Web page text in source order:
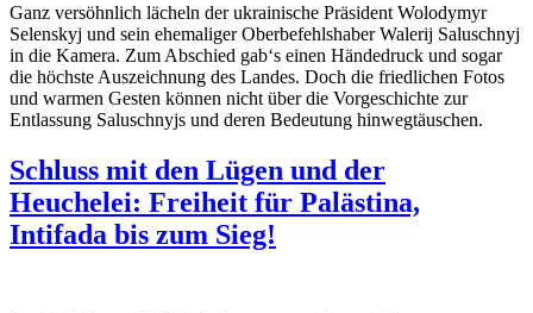
Ganz versöhnlich lächeln der ukrainische Präsident Wolodymyr
Selenskyj und sein ehemaliger Oberbefehlshaber Walerij Saluschnyj
in die Kamera. Zum Abschied gab‘s einen Händedruck und sogar
die höchste Auszeichnung des Landes. Doch die friedlichen Fotos
und warmen Gesten können nicht über die Vorgeschichte zur
Entlassung Saluschnyjs und deren Bedeutung hinwegtäuschen.
Schluss mit den Lügen und der
Heuchelei: Freiheit für Palästina,
Intifada bis zum Sieg!